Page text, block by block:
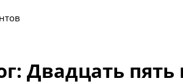
Двадцать пять